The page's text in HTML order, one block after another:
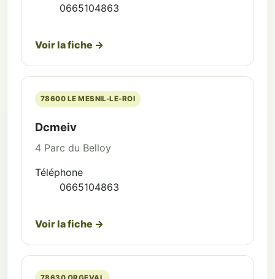
0665104863
Voir la fiche →
78600 LE MESNIL-LE-ROI
Dcmeiv
4 Parc du Belloy
Téléphone
0665104863
Voir la fiche →